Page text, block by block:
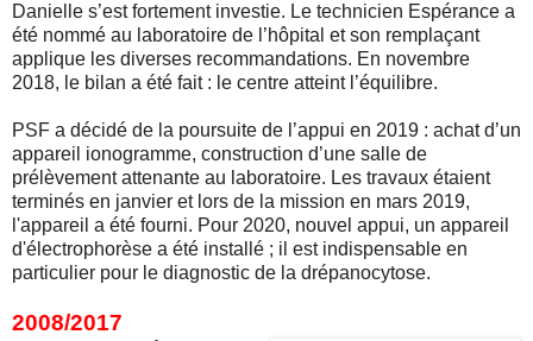
Danielle s’est fortement investie. Le technicien Espérance a
été nommé au laboratoire de l’hôpital et son remplaçant
applique les diverses recommandations. En novembre
2018, le bilan a été fait : le centre atteint l’équilibre.
PSF a décidé de la poursuite de l’appui en 2019 : achat d’un
appareil ionogramme, construction d’une salle de
prélèvement attenante au laboratoire. Les travaux étaient
terminés en janvier et lors de la mission en mars 2019,
l'appareil a été fourni. Pour 2020, nouvel appui, un appareil
d'électrophorèse a été installé ; il est indispensable en
particulier pour le diagnostic de la drépanocytose.
2008/2017